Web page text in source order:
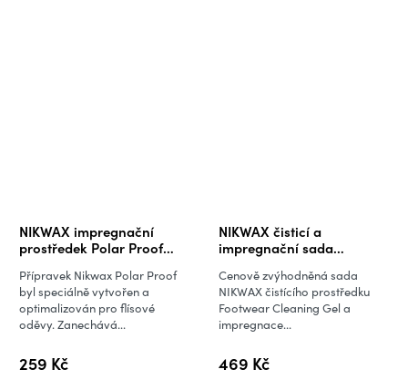
NIKWAX impregnační
prostředek Polar Proof
259 Kč
Přípravek Nikwax Polar Proof
byl speciálně vytvořen a
optimalizován pro flísové
oděvy. Zanechává...
NIKWAX čisticí a
impregnační sada
Fabric/Leather Proof (300
+ 300 ml)
469 Kč
Cenově zvýhodněná sada
NIKWAX čistícího prostředku
Footwear Cleaning Gel a
impregnace...